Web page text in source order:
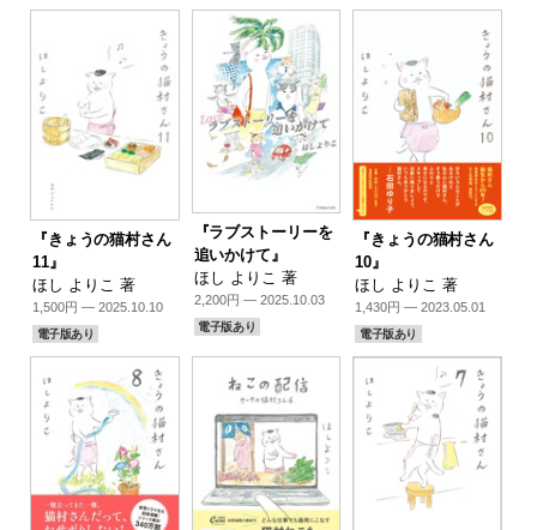
『きょうの猫村さん
11』
ほし よりこ 著
1,500円 — 2025.10.10
電子版あり
『ラブストーリーを
追いかけて』
ほし よりこ 著
2,200円 — 2025.10.03
電子版あり
『きょうの猫村さん
10』
ほし よりこ 著
1,430円 — 2023.05.01
電子版あり